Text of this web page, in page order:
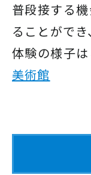
普段接する
ることができ
体験の様子
美術館